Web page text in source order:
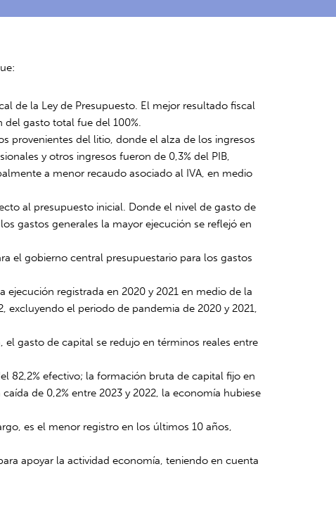
de la Ley de Presupuesto. El mejor resultado fiscal
del gasto total fue del 100%.
provenientes del litio, donde el alza de los ingresos
y otros ingresos fueron de 0,3% del PIB,
a menor recaudo asociado al IVA, en medio
al presupuesto inicial. Donde el nivel de gasto de
gastos generales la mayor ejecución se reflejó en
el gobierno central presupuestario para los gastos
registrada en 2020 y 2021 en medio de la
excluyendo el periodo de pandemia de 2020 y 2021,
gasto de capital se redujo en términos reales entre
82,2% efectivo; la formación bruta de capital fijo en
de 0,2% entre 2023 y 2022, la economía hubiese
es el menor registro en los últimos 10 años,
apoyar la actividad economía, teniendo en cuenta